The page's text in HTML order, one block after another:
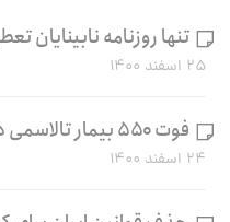
تنها روزنامه نابینایان
۲۵ اسفند ۱۴۰۰
فوت ۵۵۰ بیمار تالاسمی در سه سال اخیر
۲۴ اسفند ۱۴۰۰